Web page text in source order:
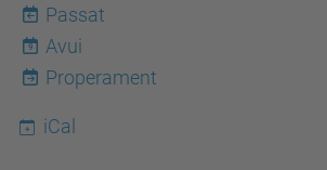
Passat
9
Avui
Properament
iCal